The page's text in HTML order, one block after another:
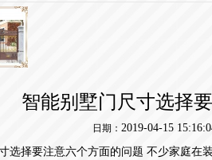
智能别墅门尺寸选择
日期： 2019-04-15
选择要注意六个方面的问题 不少家庭在